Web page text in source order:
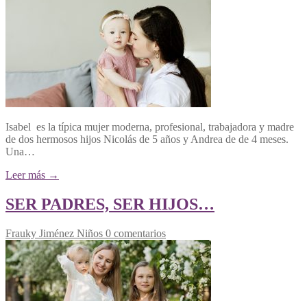
Isabel es la típica mujer moderna, profesional, trabajadora y madre
de dos hermosos hijos Nicolás de 5 años y Andrea de de 4 meses.
Una…
Leer más →
SER PADRES, SER HIJOS…
Frauky Jiménez Niños 0 comentarios